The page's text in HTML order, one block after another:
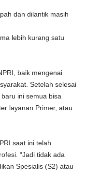
dan dilantik masih
lebih kurang satu
baik mengenai
Setelah selesai
ini semua bisa
layanan Primer, atau
saat ini telah
“Jadi tidak ada
Spesialis (S2) atau